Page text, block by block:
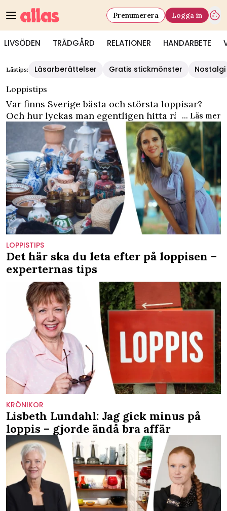
LIVSÖDEN TRÄDGÅRD RELATIONER HANDARBETE
Prenumerera Logga in
Lästips: Läsarberättelser Gratis stickmönster
Nostalgi
Loppistips
Var finns Sverige bästa och största loppisar?
Och hur lyckas man egentligen hitta rätt på
loppis? Här samlar vi alla artiklar för
loppisfantaster – oavsett om du ska sälja på
loppis eller köpa på loppis. Låt fyndjakten börja!
... Läs mer
LOPPISTIPS
Det här ska du leta efter på loppisen –
experternas tips
KRÖNIKOR
Lisbeth Lundahl: Jag gick minus på
loppis – gjorde ändå bra affär